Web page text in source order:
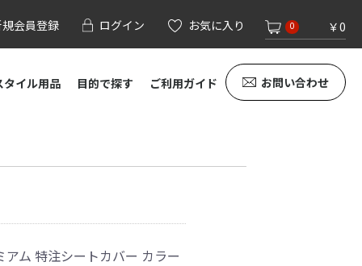
会員登録 ログイン お気に入り 0 ￥0
タイル用品 目的で探す ご利用ガイド お問い合わせ
ム 特注シートカバー カラー